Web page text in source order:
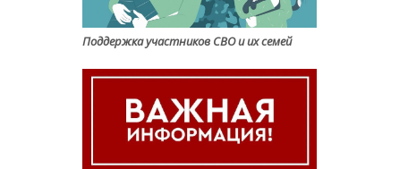
Поддержка участников СВО и их семей